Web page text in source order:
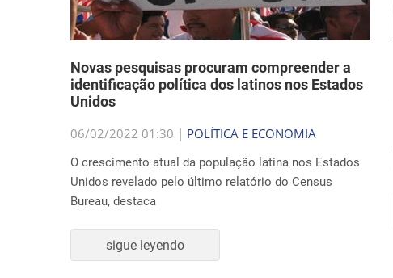
Novas pesquisas procuram compreender a
identificação política dos latinos nos Estados
Unidos
06/02/2022 01:30 | POLÍTICA E ECONOMIA
O crescimento atual da população latina nos Estados
Unidos revelado pelo último relatório do Census
Bureau, destaca
sigue leyendo